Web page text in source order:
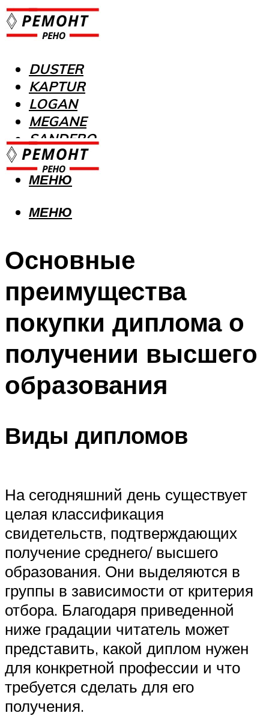
DUSTER
KAPTUR
LOGAN
MEGANE
SANDERO
МЕНЮ
МЕНЮ
Основные
преимущества
покупки диплома о
получении высшего
образования
Виды дипломов
На сегодняшний день существует
целая классификация
свидетельств, подтверждающих
получение среднего/ высшего
образования. Они выделяются в
группы в зависимости от критерия
отбора. Благодаря приведенной
ниже градации читатель может
представить, какой диплом нужен
для конкретной профессии и что
требуется сделать для его
получения.